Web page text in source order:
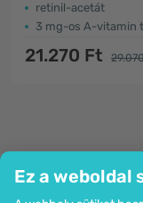
Ez a weboldal
retinil-acetát
3 mg-os A-vitamin
21.270 Ft